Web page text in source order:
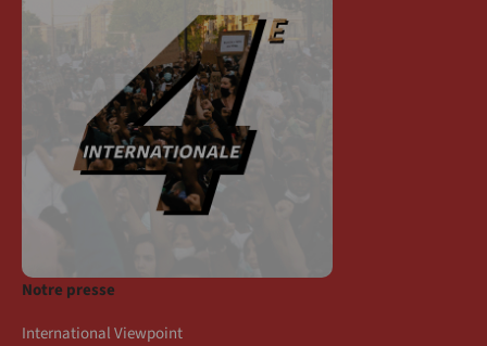
Notre presse
International Viewpoint